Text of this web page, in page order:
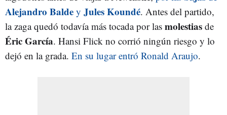
Alejandro Balde y Jules Koundé. Antes del partido,
la zaga quedó todavía más tocada por las molestias de
Éric García. Hansi Flick no corrió ningún riesgo y lo
dejó en la grada. En su lugar entró Ronald Araujo.